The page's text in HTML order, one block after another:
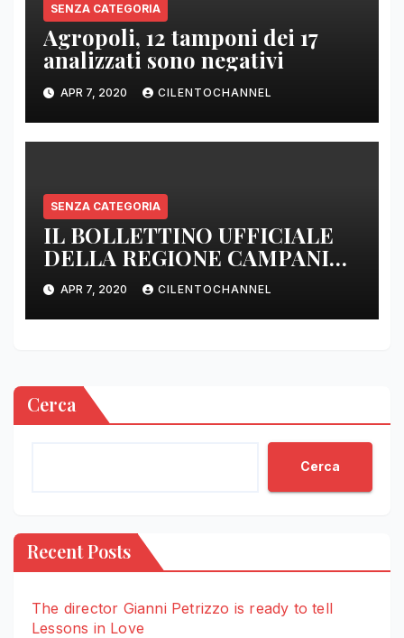
SENZA CATEGORIA
Agropoli, 12 tamponi dei 17
analizzati sono negativi
APR 7, 2020 CILENTOCHANNEL
SENZA CATEGORIA
IL BOLLETTINO UFFICIALE
DELLA REGIONE CAMPANIA
DELLE ORE 22.00
APR 7, 2020 CILENTOCHANNEL
Cerca
Cerca
Recent Posts
The director Gianni Petrizzo is ready to tell
Lessons in Love